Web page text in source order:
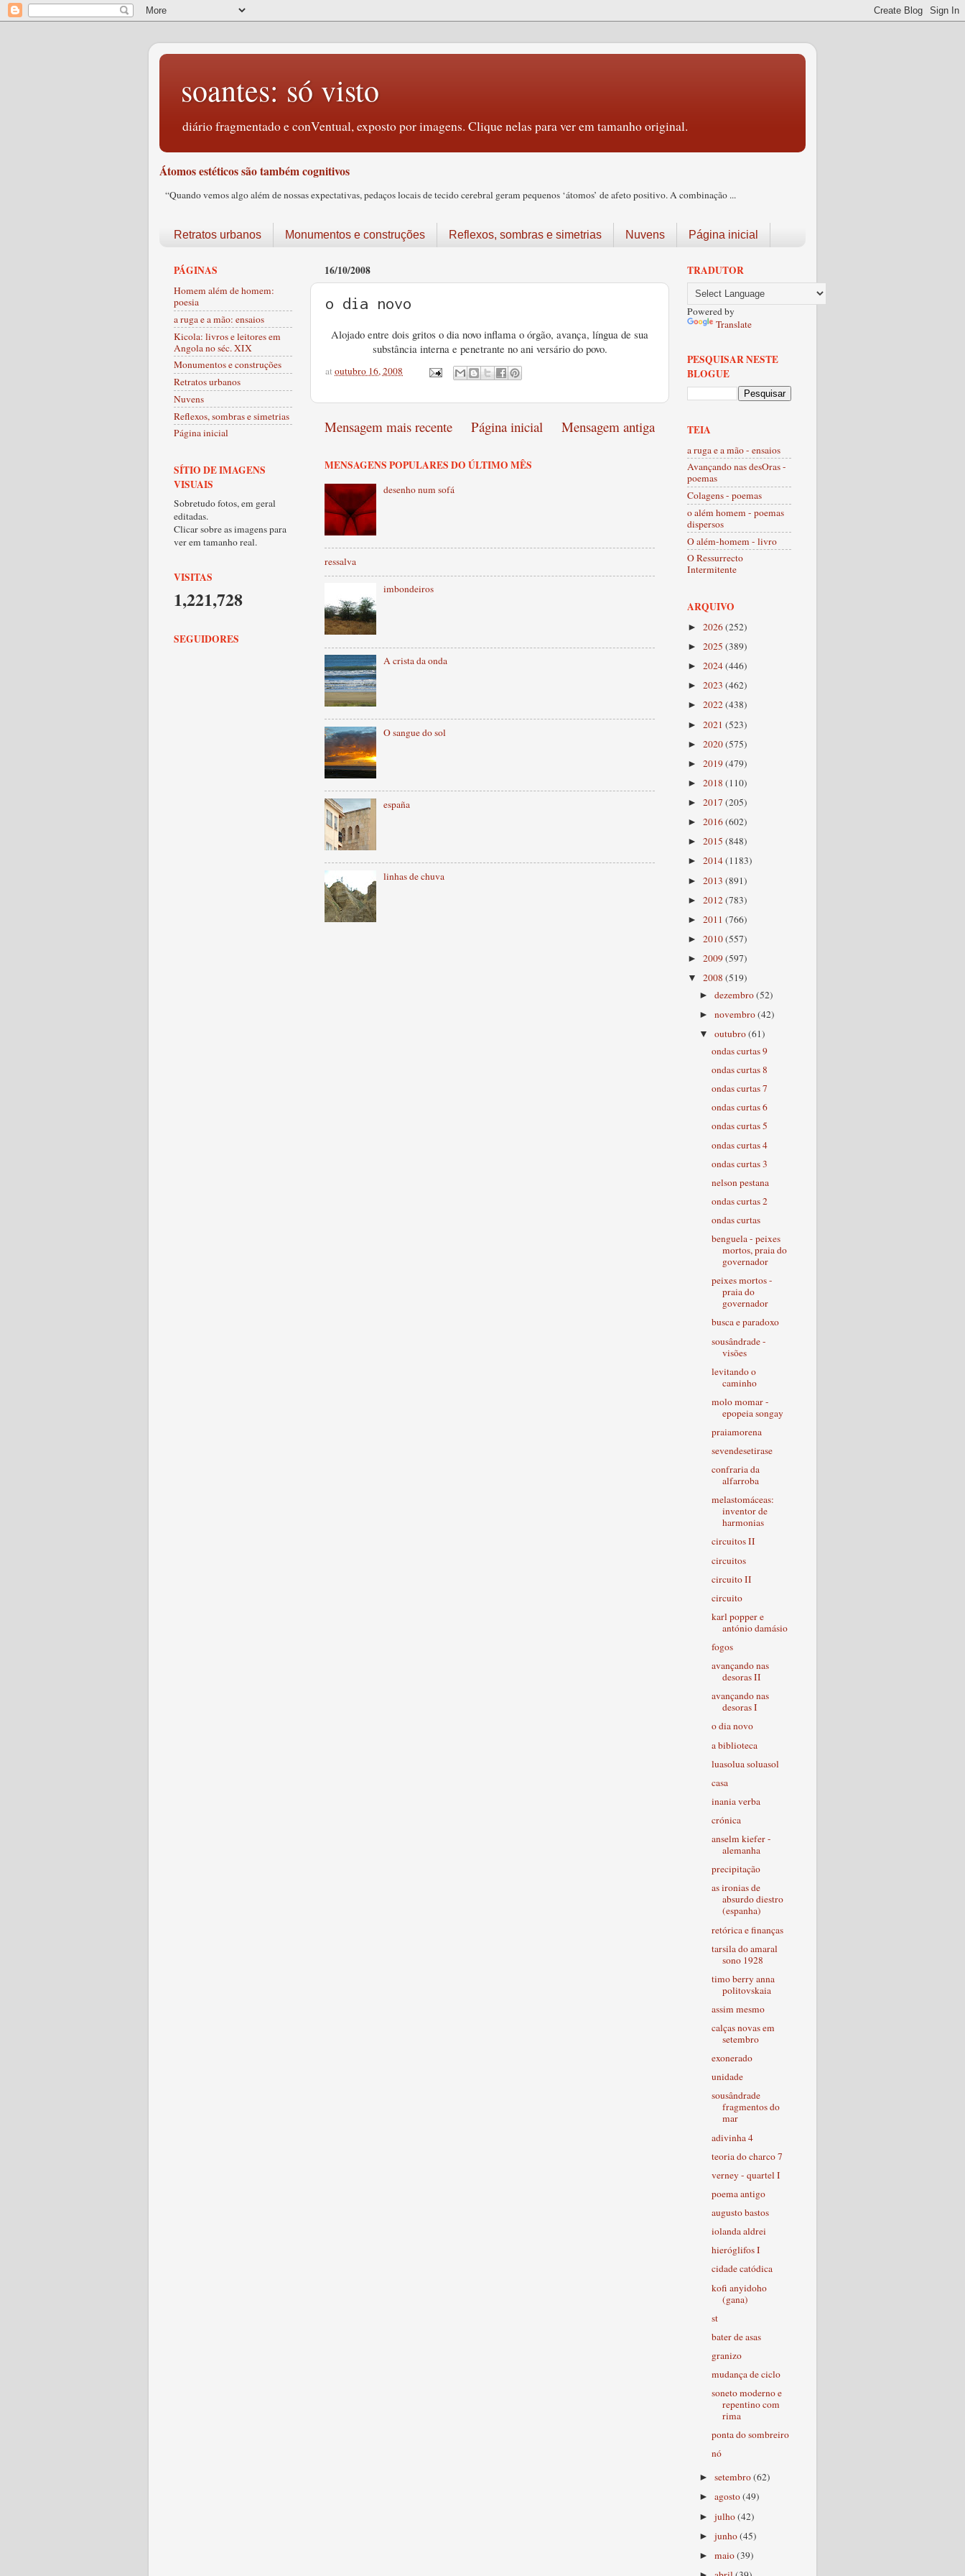
soantes: só visto
diário fragmentado e conVentual, exposto por imagens. Clique nelas para ver em tamanho original.
Átomos estéticos são também cognitivos
“Quando vemos algo além de nossas expectativas, pedaços locais de tecido cerebral geram pequenos ‘átomos’ de afeto positivo. A combinação ...
Retratos urbanos Monumentos e construções Reflexos, sombras e simetrias Nuvens Página inicial
16/10/2008
o dia novo
Alojado entre dois gritos o dia novo inflama o órgão, avança, língua de sua
substância interna e penetrante no ani versário do povo.
atoutubro 16, 2008
Mensagem mais recente Mensagem antiga
Página inicial
MENSAGENS POPULARES DO ÚLTIMO MÊS
desenho num sofá
ressalva
imbondeiros
A crista da onda
O sangue do sol
españa
linhas de chuva
PÁGINAS
Homem além de homem:
poesia
a ruga e a mão: ensaios
Kicola: livros e leitores em
Angola no séc. XIX
Monumentos e construções
Retratos urbanos
Nuvens
Reflexos, sombras e simetrias
Página inicial
SÍTIO DE IMAGENS
VISUAIS
Sobretudo fotos, em geral
editadas.
Clicar sobre as imagens para
ver em tamanho real.
VISITAS
1,221,728
SEGUIDORES
TRADUTOR
Powered by
Translate
PESQUISAR NESTE
BLOGUE
TEIA
a ruga e a mão - ensaios
Avançando nas desOras -
poemas
Colagens - poemas
o além homem - poemas
dispersos
O além-homem - livro
O Ressurrecto
Intermitente
ARQUIVO
► 2026(252)
► 2025 (389)
► 2024(446)
► 2023 (462)
► 2022(438)
► 2021 (523)
► 2020(575)
► 2019(479)
► 2018 (110)
► 2017 (205)
► 2016(602)
► 2015 (848)
► 2014(1183)
► 2013 (891)
► 2012(783)
► 2011 (766)
► 2010(557)
► 2009(597)
▼ 2008 (519)
►dezembro(52)
►novembro(42)
▼outubro(61)
ondas curtas 9
ondas curtas 8
ondas curtas 7
ondas curtas 6
ondas curtas 5
ondas curtas 4
ondas curtas 3
nelson pestana
ondas curtas 2
ondas curtas
benguela - peixes
mortos, praia do
governador
peixes mortos -
praia do
governador
busca e paradoxo
sousândrade -
visões
levitando o
caminho
molo momar -
epopeia songay
praiamorena
sevendesetirase
confraria da
alfarroba
melastomáceas:
inventor de
harmonias
circuitos II
circuitos
circuito II
circuito
karl popper e
antónio damásio
fogos
avançando nas
desoras II
avançando nas
desoras I
o dia novo
a biblioteca
luasolua soluasol
casa
inania verba
crónica
anselm kiefer -
alemanha
precipitação
as ironias de
absurdo diestro
(espanha)
retórica e finanças
tarsila do amaral
sono 1928
timo berry anna
politovskaia
assim mesmo
calças novas em
setembro
exonerado
unidade
sousândrade
fragmentos do
mar
adivinha 4
teoria do charco 7
verney - quartel I
poema antigo
augusto bastos
iolanda aldrei
hieróglifos I
cidade catódica
kofi anyidoho
(gana)
st
bater de asas
granizo
mudança de ciclo
soneto moderno e
repentino com
rima
ponta do sombreiro
nó
►setembro(62)
►agosto(49)
►julho(42)
►junho(45)
►maio(39)